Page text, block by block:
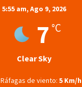
5:55 am,Ago 9, 2026
7 °C
Clear Sky
Ráfagas de viento: 5 Km/h